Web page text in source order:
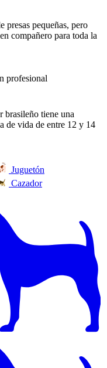
presas pequeñas, pero
compañero para toda la
profesional
brasileño tiene una
de vida de entre 12 y 14
Juguetón
Cazador